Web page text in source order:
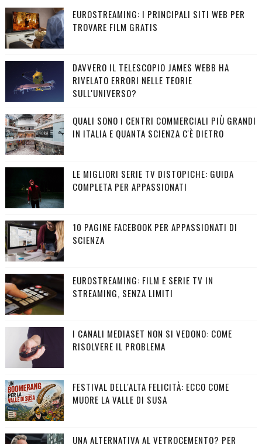
EUROSTREAMING: I PRINCIPALI SITI WEB PER
TROVARE FILM GRATIS
DAVVERO IL TELESCOPIO JAMES WEBB HA
RIVELATO ERRORI NELLE TEORIE
SULL'UNIVERSO?
QUALI SONO I CENTRI COMMERCIALI PIÙ GRANDI
IN ITALIA E QUANTA SCIENZA C'È DIETRO
LE MIGLIORI SERIE TV DISTOPICHE: GUIDA
COMPLETA PER APPASSIONATI
10 PAGINE FACEBOOK PER APPASSIONATI DI
SCIENZA
EUROSTREAMING: FILM E SERIE TV IN
STREAMING, SENZA LIMITI
I CANALI MEDIASET NON SI VEDONO: COME
RISOLVERE IL PROBLEMA
FESTIVAL DELL'ALTA FELICITÀ: ECCO COME
MUORE LA VALLE DI SUSA
UNA ALTERNATIVA AL VETROCEMENTO? PER